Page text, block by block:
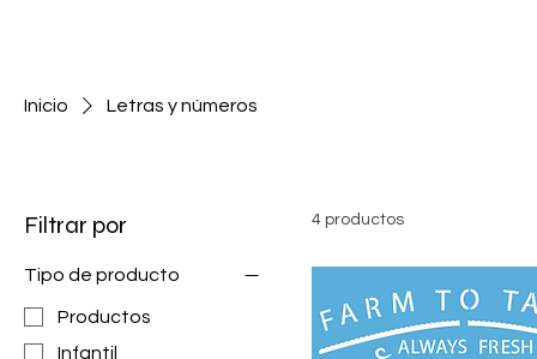
Inicio Letras y números
Filtrar por
Tipo de producto
Productos
Infantil
4 productos